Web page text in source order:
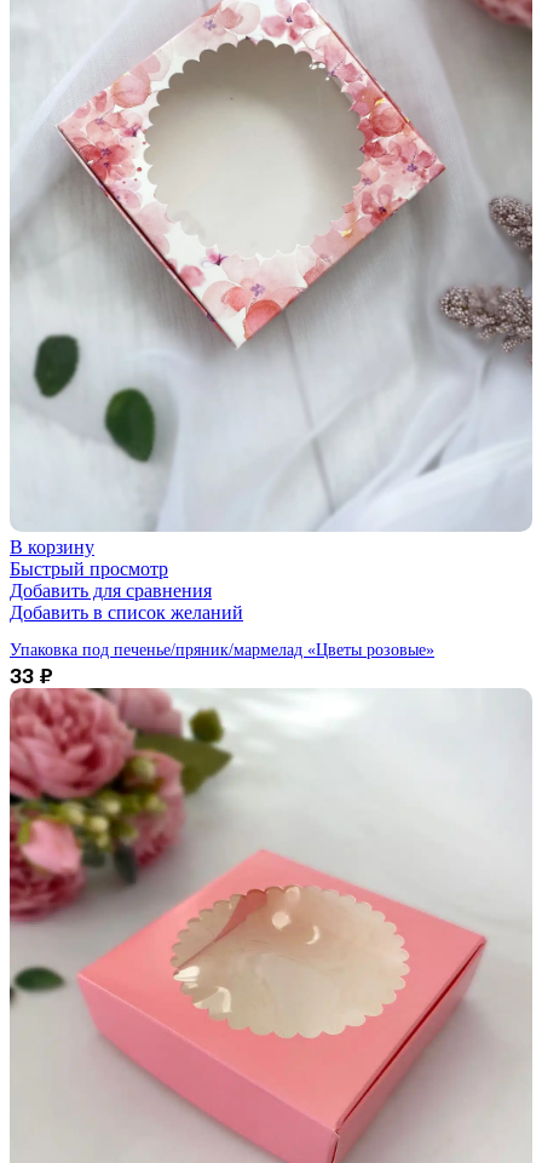
В корзину
Быстрый просмотр
Добавить для сравнения
Добавить в список желаний
Упаковка под печенье/пряник/мармелад «Цветы розовые»
33 ₽